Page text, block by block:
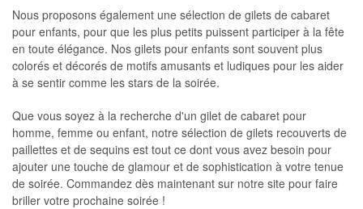
Nous proposons également une sélection de gilets de cabaret
pour enfants, pour que les plus petits puissent participer à la fête
en toute élégance. Nos gilets pour enfants sont souvent plus
colorés et décorés de motifs amusants et ludiques pour les aider
à se sentir comme les stars de la soirée.
Que vous soyez à la recherche d'un gilet de cabaret pour
homme, femme ou enfant, notre sélection de gilets recouverts de
paillettes et de sequins est tout ce dont vous avez besoin pour
ajouter une touche de glamour et de sophistication à votre tenue
de soirée. Commandez dès maintenant sur notre site pour faire
briller votre prochaine soirée !